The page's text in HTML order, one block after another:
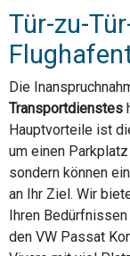
Tür-zu-
Die
Transportdienstes
Hauptvorteile ist
um einen
sondern können
an Ihr Ziel. Wir
Ihren Bedürfnissen
den VW Passat